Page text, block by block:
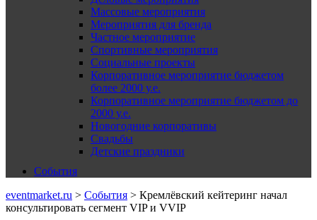
Массовые мероприятия
Мероприятия для бренда
Частное мероприятие
Спортивные мероприятия
Социальные проекты
Корпоративное мероприятие бюджетом
более 2000 у.е.
Корпоративное мероприятие бюджетом до
2000 у.е.
Новогодние корпоративы
Свадьбы
Детские праздники
События
eventmarket.ru > События > Кремлёвский кейтеринг начал
консультировать сегмент VIP и VVIP